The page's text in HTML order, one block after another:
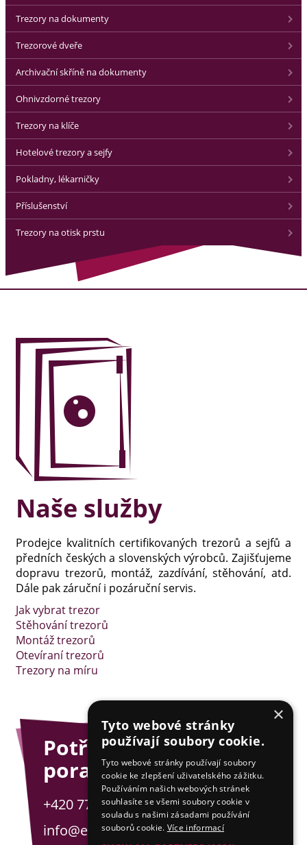
Trezory na dokumenty
Trezorové dveře
Archivační skříně na dokumenty
Ohnivzdorné trezory
Trezory na klíče
Hotelové trezory a sejfy
Pokladny, lékarničky
Příslušenství
Trezory na otisk prstu
Naše služby
Prodejce kvalitních certifikovaných trezorů a sejfů a
předních českých a slovenských výrobců. Zajišťujeme
dopravu trezorů, montáž, zazdívání, stěhování, atd.
Dále pak záruční i pozáruční servis.
Jak vybrat trezor
Stěhování trezorů
Montáž trezorů
Otevíraní trezorů
Trezory na míru
Potřebujete
poradit?
+420 775 201 001
info@esejfy.net
×
Tyto webové stránky
používají soubory cookie.
Tyto webové stránky používají soubory
cookie ke zlepšení uživatelského zážitku.
Používáním našich webových stránek
souhlasíte se všemi soubory cookie v
souladu s našimi zásadami používání
souborů cookie. Více informací